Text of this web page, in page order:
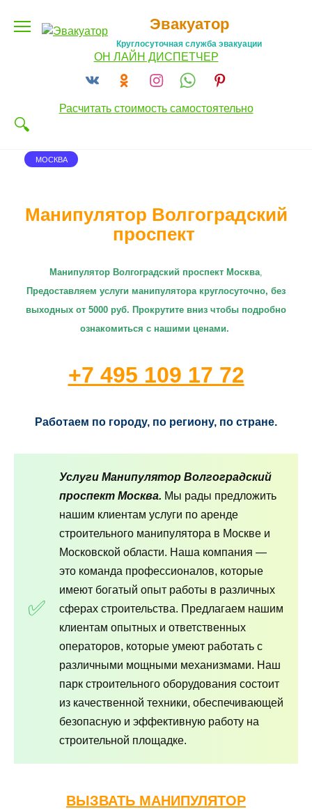
Эвакуатор
Круглосуточная служба эвакуации
ОН ЛАЙН ДИСПЕТЧЕР
Расчитать стоимость самостоятельно
МОСКВА
Манипулятор Волгоградский
проспект
Манипулятор Волгоградский проспект Москва
Предоставляем услуги манипулятора круглосуточно, без
выходных от 5000 руб. Прокрутите вниз чтобы подробно
ознакомиться с нашими ценами.
+7 495 109 17 72
Работаем по городу, по региону, по стране.
Услуги Манипулятор Волгоградский
проспект Москва. Мы рады предложить
нашим клиентам услуги по аренде
строительного манипулятора в Москве и
Московской области. Наша компания —
это команда профессионалов, которые
имеют богатый опыт работы в различных
сферах строительства. Предлагаем нашим
клиентам опытных и ответственных
операторов, которые умеют работать с
различными мощными механизмами. Наш
парк строительного оборудования состоит
из качественной техники, обеспечивающей
безопасную и эффективную работу на
строительной площадке.
ВЫЗВАТЬ МАНИПУЛЯТОР